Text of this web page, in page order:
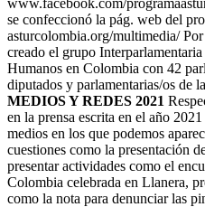
www.facebook.com/
se confeccionó la pág. web del
asturcolombia.org/multimedia/
creado el grupo
Humanos en Colombia con 42
diputados y parlamentarias/os de
MEDIOS Y REDES 2021
en la prensa escrita en el año
medios en los que podemos
cuestiones como la presentación
presentar actividades como el
Colombia celebrada en Llanera,
como la nota para denunciar las